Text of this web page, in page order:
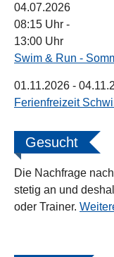
04.07.2026
08:15 Uhr -
13:00 Uhr
Swim & Run -
01.11.2026 -
Ferienfreizeit
Gesucht
Die Nachfrage
stetig an und
oder Trainer.